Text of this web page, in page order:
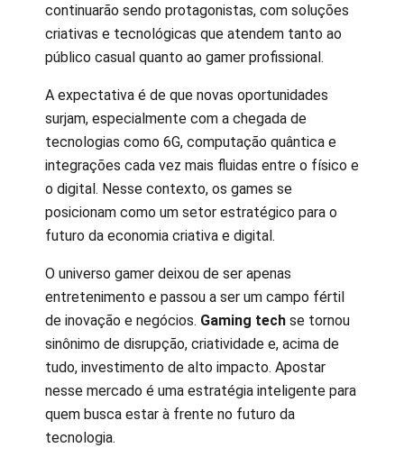
continuarão sendo protagonistas, com soluções
criativas e tecnológicas que atendem tanto ao
público casual quanto ao gamer profissional.
A expectativa é de que novas oportunidades
surjam, especialmente com a chegada de
tecnologias como 6G, computação quântica e
integrações cada vez mais fluidas entre o físico e
o digital. Nesse contexto, os games se
posicionam como um setor estratégico para o
futuro da economia criativa e digital.
O universo gamer deixou de ser apenas
entretenimento e passou a ser um campo fértil
de inovação e negócios. Gaming tech se tornou
sinônimo de disrupção, criatividade e, acima de
tudo, investimento de alto impacto. Apostar
nesse mercado é uma estratégia inteligente para
quem busca estar à frente no futuro da
tecnologia.